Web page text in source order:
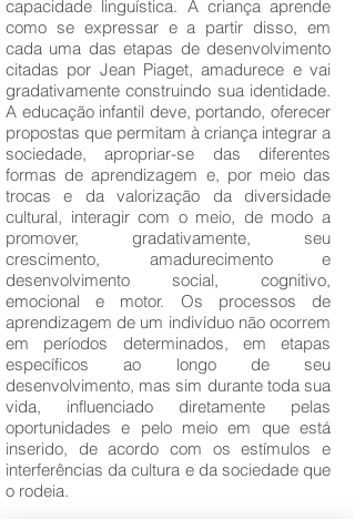
capacidade linguística. A criança aprende
como se expressar e a partir disso, em
cada uma das etapas de desenvolvimento
citadas por Jean Piaget, amadurece e vai
gradativamente construindo sua identidade.
A educação infantil deve, portando, oferecer
propostas que permitam à criança integrar a
sociedade, apropriar-se das diferentes
formas de aprendizagem e, por meio das
trocas e da valorização da diversidade
cultural, interagir com o meio, de modo a
promover, gradativamente, seu
crescimento, amadurecimento e
desenvolvimento social, cognitivo,
emocional e motor. Os processos de
aprendizagem de um indivíduo não ocorrem
em períodos determinados, em etapas
específicos ao longo de seu
desenvolvimento, mas sim durante toda sua
vida, influenciado diretamente pelas
oportunidades e pelo meio em que está
inserido, de acordo com os estímulos e
interferências da cultura e da sociedade que
o rodeia.